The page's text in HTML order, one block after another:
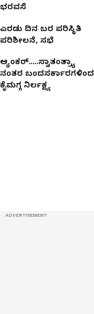
ಭರವಸೆ
ಎರಡು ದಿನ ಬರ ಪರಿಸ್ಥಿತಿ
ಪರಿಶೀಲನೆ, ಸಭೆ
ಆ್ಯಂಕರ್‌.....ಸ್ವಾತಂತ್ರ್ಯಾ
ನಂತರ ಬಂದಸರ್ಕಾರಗಳಿಂದ
ಕೈಮಗ್ಗ ನಿರ್ಲಕ್ಷ್ಯ